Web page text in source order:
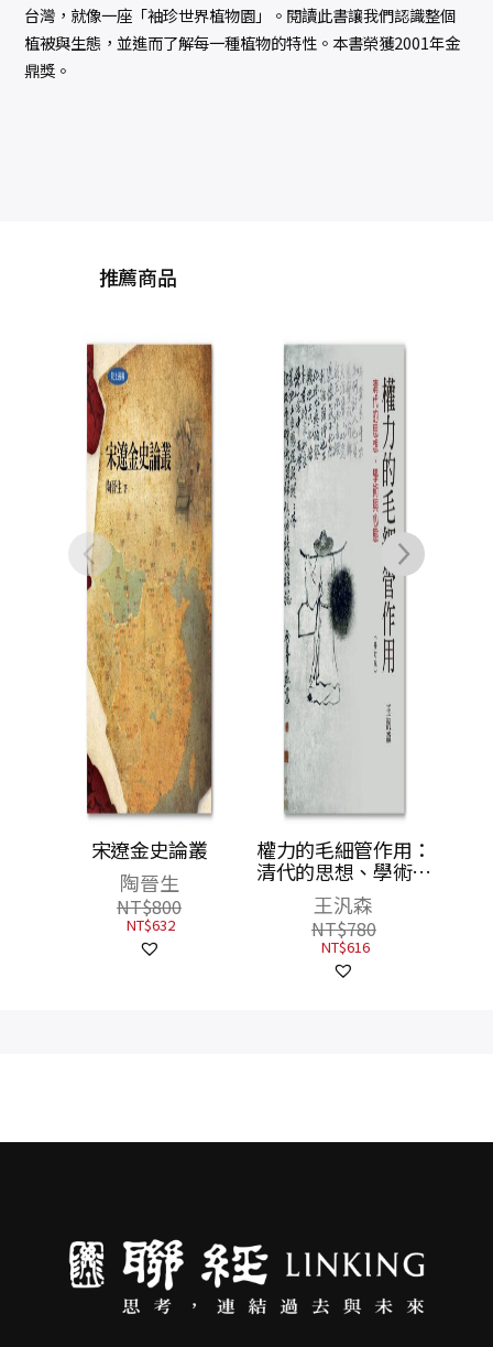
台灣，就像一座「袖珍世界植物園」。閱讀此書讓我們認識整個
植被與生態，並進而了解每一種植物的特性。本書榮獲2001年金
鼎獎。
推薦商品
宋遼金史論叢
陶晉生
NT$800
NT$632
權力的毛細管作用：
清代的思想、學術與
心態（修訂版）
王汎森
NT$780
NT$616